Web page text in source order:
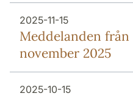
2025-11-15
Meddelanden
november 2025
2025-10-15